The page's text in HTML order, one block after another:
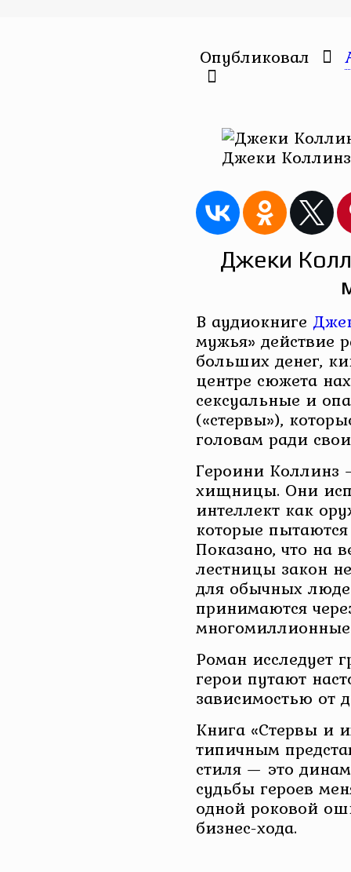
Опубликовал
Джеки
Джеки
В аудиокниге
мужья» действие
больших денег,
центре сюжета
сексуальные и
(«стервы»),
головам ради
Героини Коллинз
хищницы. Они
интеллект как
которые
Показано, что на
лестницы закон
для обычных
принимаются
Роман исследует
герои путают
зависимостью от
Книга «Стервы и
типичным
стиля — это
судьбы героев
одной роковой
бизнес-хода.